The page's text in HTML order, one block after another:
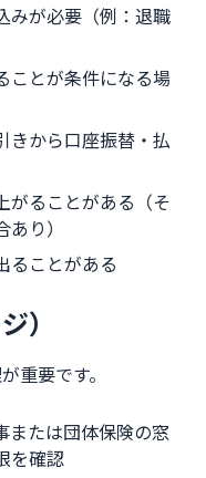
みが必要（例：退職
ことが条件になる場
きから口座振替・払
がることがある（そ
り）
ることがある
）
重要です。
または団体保険の窓
を確認